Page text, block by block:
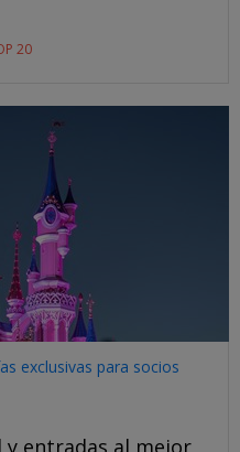
20
exclusivas para socios
y entradas al mejor